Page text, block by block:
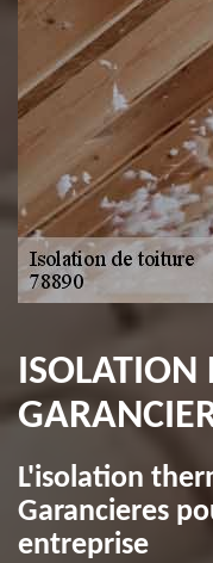
ISOLATION
L'isolation
Garancieres
entreprise